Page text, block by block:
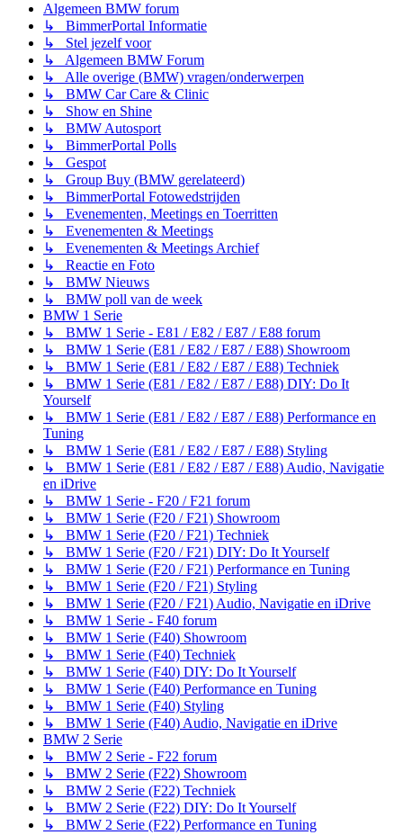
Algemeen BMW forum
↳ BimmerPortal Informatie
↳ Stel jezelf voor
↳ Algemeen BMW Forum
↳ Alle overige (BMW) vragen/onderwerpen
↳ BMW Car Care & Clinic
↳ Show en Shine
↳ BMW Autosport
↳ BimmerPortal Polls
↳ Gespot
↳ Group Buy (BMW gerelateerd)
↳ BimmerPortal Fotowedstrijden
↳ Evenementen, Meetings en Toerritten
↳ Evenementen & Meetings
↳ Evenementen & Meetings Archief
↳ Reactie en Foto
↳ BMW Nieuws
↳ BMW poll van de week
BMW 1 Serie
↳ BMW 1 Serie - E81 / E82 / E87 / E88 forum
↳ BMW 1 Serie (E81 / E82 / E87 / E88) Showroom
↳ BMW 1 Serie (E81 / E82 / E87 / E88) Techniek
↳ BMW 1 Serie (E81 / E82 / E87 / E88) DIY: Do It
Yourself
↳ BMW 1 Serie (E81 / E82 / E87 / E88) Performance en
Tuning
↳ BMW 1 Serie (E81 / E82 / E87 / E88) Styling
↳ BMW 1 Serie (E81 / E82 / E87 / E88) Audio, Navigatie
en iDrive
↳ BMW 1 Serie - F20 / F21 forum
↳ BMW 1 Serie (F20 / F21) Showroom
↳ BMW 1 Serie (F20 / F21) Techniek
↳ BMW 1 Serie (F20 / F21) DIY: Do It Yourself
↳ BMW 1 Serie (F20 / F21) Performance en Tuning
↳ BMW 1 Serie (F20 / F21) Styling
↳ BMW 1 Serie (F20 / F21) Audio, Navigatie en iDrive
↳ BMW 1 Serie - F40 forum
↳ BMW 1 Serie (F40) Showroom
↳ BMW 1 Serie (F40) Techniek
↳ BMW 1 Serie (F40) DIY: Do It Yourself
↳ BMW 1 Serie (F40) Performance en Tuning
↳ BMW 1 Serie (F40) Styling
↳ BMW 1 Serie (F40) Audio, Navigatie en iDrive
BMW 2 Serie
↳ BMW 2 Serie - F22 forum
↳ BMW 2 Serie (F22) Showroom
↳ BMW 2 Serie (F22) Techniek
↳ BMW 2 Serie (F22) DIY: Do It Yourself
↳ BMW 2 Serie (F22) Performance en Tuning